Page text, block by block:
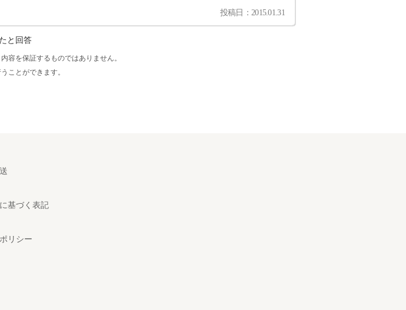
投稿日：2015.01.31
と回答
容を保証するものではありません。
ことができます。
基づく表記
リシー